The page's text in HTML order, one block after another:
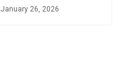
January 26, 2026